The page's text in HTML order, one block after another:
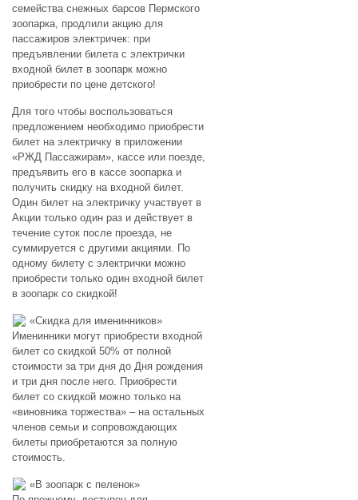
семейства снежных барсов Пермского
зоопарка, продлили акцию для
пассажиров электричек: при
предъявлении билета с электрички
входной билет в зоопарк можно
приобрести по цене детского!
Для того чтобы воспользоваться
предложением необходимо приобрести
билет на электричку в приложении
«РЖД Пассажирам», кассе или поезде,
предъявить его в кассе зоопарка и
получить скидку на входной билет.
Один билет на электричку участвует в
Акции только один раз и действует в
течение суток после проезда, не
суммируется с другими акциями. По
одному билету с электрички можно
приобрести только один входной билет
в зоопарк со скидкой!
«Скидка для именинников»
Именинники могут приобрести входной
билет со скидкой 50% от полной
стоимости за три дня до Дня рождения
и три дня после него. Приобрести
билет со скидкой можно только на
«виновника торжества» – на остальных
членов семьи и сопровождающих
билеты приобретаются за полную
стоимость.
«В зоопарк с пеленок»